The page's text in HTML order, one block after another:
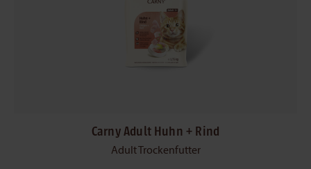
Carny Adult Huhn + Rind
Adult Trockenfutter